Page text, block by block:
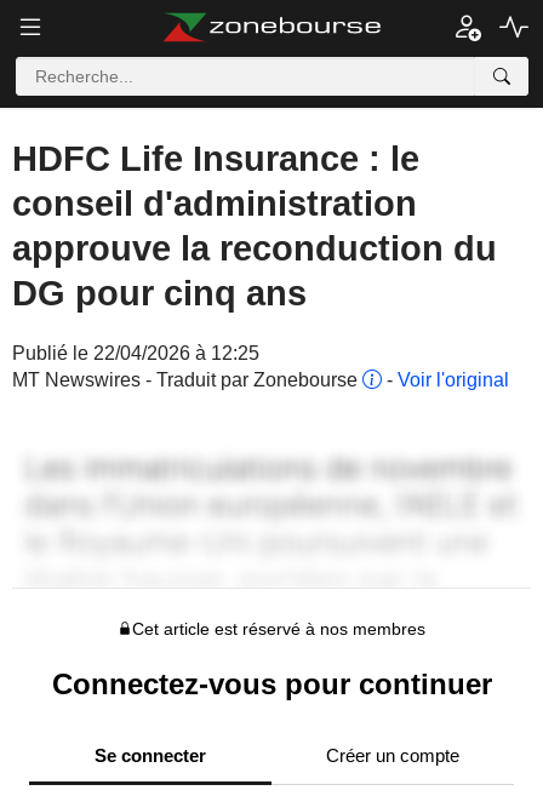
HDFC Life Insurance : le
conseil d'administration
approuve la reconduction du
DG pour cinq ans
Publié le 22/04/2026 à 12:25
MT Newswires - Traduit par Zonebourse
- Voir l'original
Cet article est réservé à nos membres
Connectez-vous pour continuer
Se connecter Créer un compte